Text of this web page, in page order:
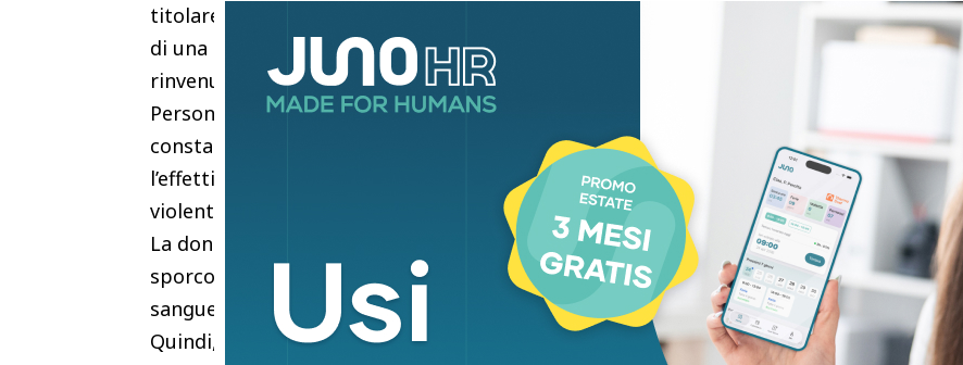
titolare
di una struttura ricettiva sita sul comune di Carrodano (SP) in cui segnalava di aver
rinvenuto all’interno di una camera il corpo esanime di una donna.
Personale del Nucleo Investigativo intervenuto sul posto per i rilievi del caso
constatava
l’effettivo decesso della donna, identificata in Rossella Cominotti, per morte
violenta”.
La donna “presentava una profonda ferita al collo e sui polsi provocati da un rasoio
sporco di
sangue rinvenuto sulla scena del crimine”.
Quindi, da informazioni di titolare e dipendenti della struttura ricettiva, è stato